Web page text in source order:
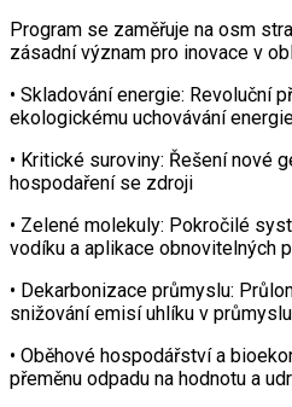
Program se zaměřuje na osm
zásadní význam pro inovace v
• Skladování energie: Revoluční
ekologickému uchovávání
• Kritické suroviny: Řešení nové
hospodaření se zdroji
• Zelené molekuly: Pokročilé
vodíku a aplikace obnovitelných
• Dekarbonizace průmyslu:
snižování emisí uhlíku v průmyslu
• Oběhové hospodářství a
přeměnu odpadu na hodnotu a